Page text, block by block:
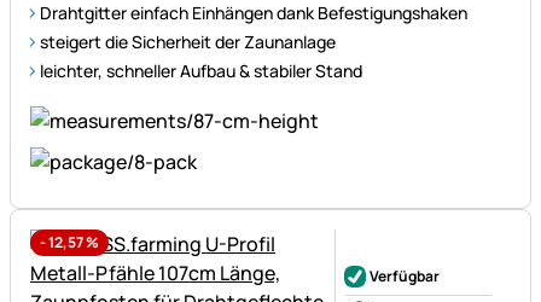
Drahtgitter einfach Einhängen dank Befestigungshaken
steigert die Sicherheit der Zaunanlage
leichter, schneller Aufbau & stabiler Stand
-12,57%
Verfügbar